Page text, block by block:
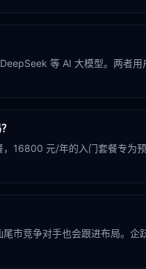
等 AI 大模型。两者
16800 元/年的入门套餐专为
市竞争对手也会跟进布局。